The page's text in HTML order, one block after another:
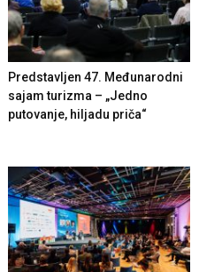
Predstavljen 47. Međunarodni
sajam turizma – „Jedno
putovanje, hiljadu priča“